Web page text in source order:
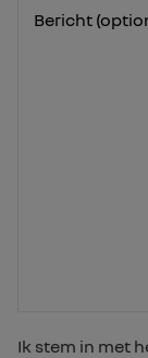
Bericht
Ik stem in met